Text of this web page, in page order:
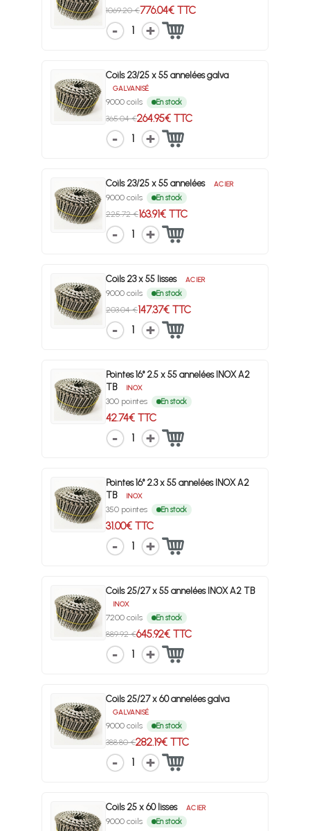
1069.20 €776.04€ TTC
1
Coils 23/25 x 55 annelées galva
GALVANISÉ
9000 coils En stock
365.04 €264.95€ TTC
1
Coils 23/25 x 55 annelées ACIER
9000 coils En stock
225.72 €163.91€ TTC
1
Coils 23 x 55 lisses ACIER
9000 coils En stock
203.04 €147.37€ TTC
1
Pointes 16° 2.5 x 55 annelées INOX A2
TB
INOX
300 pointes En stock
42.74€ TTC
1
Pointes 16° 2.3 x 55 annelées INOX A2
TB
INOX
350 pointes En stock
31.00€ TTC
1
Coils 25/27 x 55 annelées INOX A2 TB
INOX
7200 coils En stock
889.92 €645.92€ TTC
1
Coils 25/27 x 60 annelées galva
GALVANISÉ
9000 coils En stock
388.80 €282.19€ TTC
1
Coils 25 x 60 lisses ACIER
9000 coils En stock